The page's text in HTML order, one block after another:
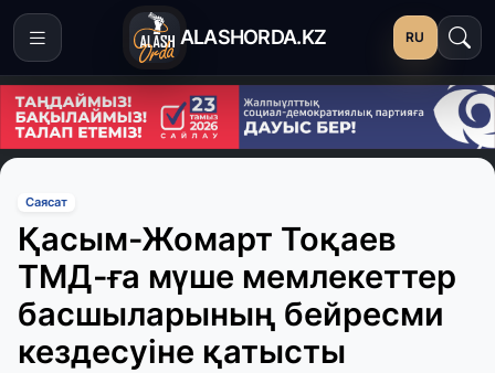
ALASHORDA.KZ RU
Саясат
Қасым-Жомарт Тоқаев
ТМД-ға мүше мемлекеттер
басшыларының бейресми
кездесуіне қатысты